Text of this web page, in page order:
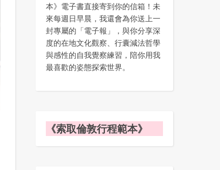
本》電子書直接寄到你的信箱！未
來每週日早晨，我還會為你送上一
封專屬的「電子報」，與你分享深
度的在地文化觀察、行囊減法哲學
與感性的自我覺察練習，陪你用我
最喜歡的姿態探索世界。
《索取倫敦行程範本》